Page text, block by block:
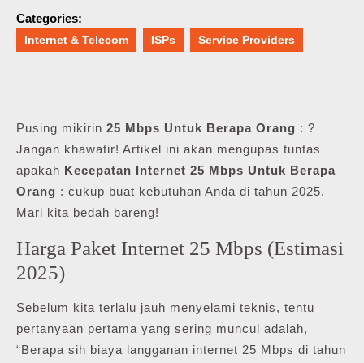
Categories:
Internet & Telecom ISPs Service Providers
Pusing mikirin 25 Mbps Untuk Berapa Orang : ?
Jangan khawatir! Artikel ini akan mengupas tuntas
apakah Kecepatan Internet 25 Mbps Untuk Berapa
Orang : cukup buat kebutuhan Anda di tahun 2025.
Mari kita bedah bareng!
Harga Paket Internet 25 Mbps (Estimasi
2025)
Sebelum kita terlalu jauh menyelami teknis, tentu
pertanyaan pertama yang sering muncul adalah,
“Berapa sih biaya langganan internet 25 Mbps di tahun